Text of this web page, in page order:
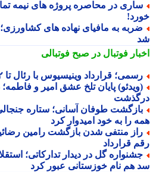
فوتبال در صبح فوتبالی
قرارداد وینیسیوس با رئال تا ۲۰۳۲ تمدید شد
پایان تلخ عشق امیر و فاطمه؛
طوفان آسانی؛ ستاره جنجالی
را به خود امیدوار کرد
منتفی شدن بازگشت رامین رضائیان
قرارداد
گل در دیدار تدارکاتی؛
هم نام خوزستانی عبور کرد